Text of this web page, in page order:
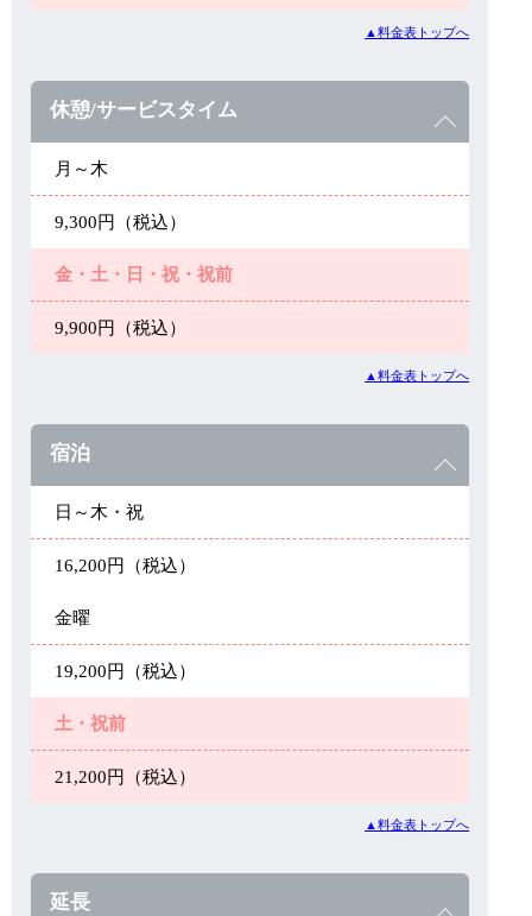
▲料金表トップへ
休憩/サービスタイム
月～木
9,300円（税込）
金・土・日・祝・祝前
9,900円（税込）
▲料金表トップへ
宿泊
日～木・祝
16,200円（税込）
金曜
19,200円（税込）
土・祝前
21,200円（税込）
▲料金表トップへ
延長